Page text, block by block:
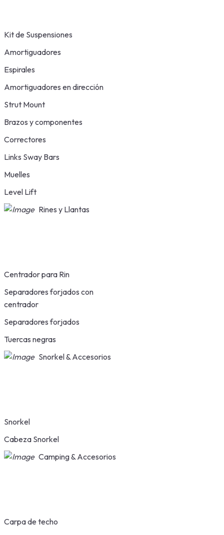
Kit de Suspensiones
Amortiguadores
Espirales
Amortiguadores en dirección
Strut Mount
Brazos y componentes
Correctores
Links Sway Bars
Muelles
Level Lift
Rines y Llantas
Centrador para Rin
Separadores forjados con
centrador
Separadores forjados
Tuercas negras
Snorkel & Accesorios
Snorkel
Cabeza Snorkel
Camping & Accesorios
Carpa de techo